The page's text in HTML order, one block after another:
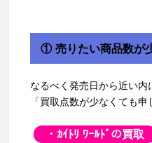
① 売りたい商品数が
なるべく発売日から近い
「買取点数が少なくても
・ｶｲﾄﾘ ﾜｰﾙﾄﾞの買取